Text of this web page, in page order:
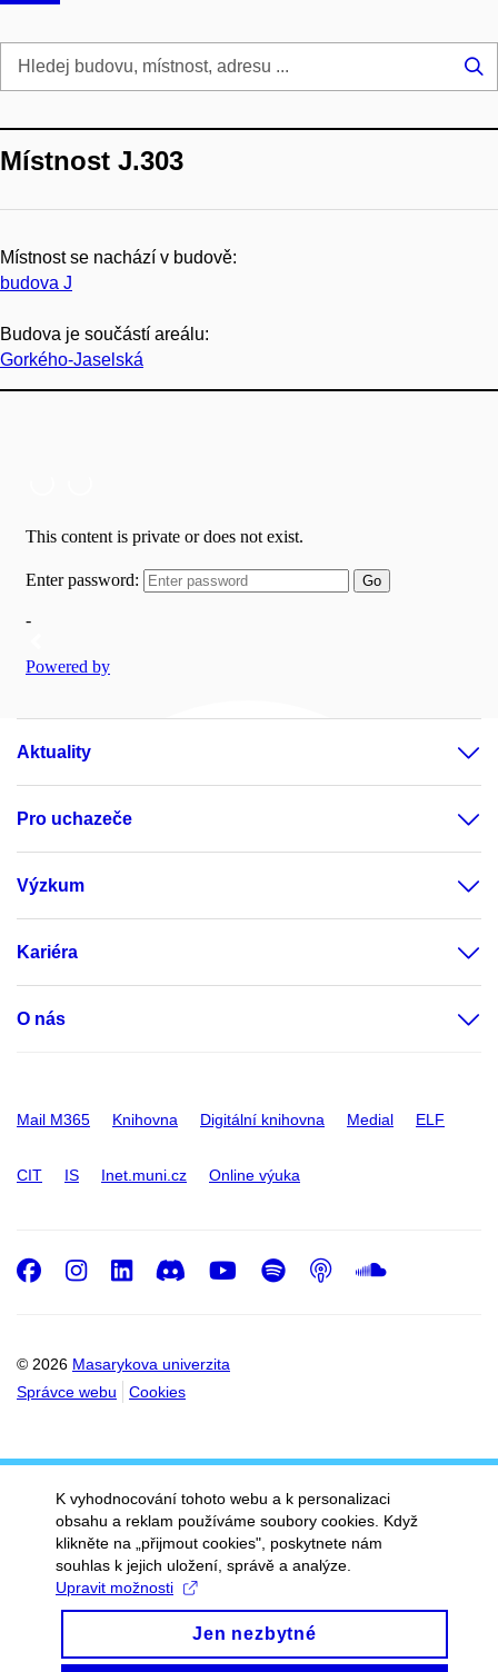
Místnost J.303
Místnost se nachází v budově:
budova J
Budova je součástí areálu:
Gorkého-Jaselská
Aktuality
Pro uchazeče
Výzkum
Kariéra
O nás
Mail M365 Knihovna Digitální knihovna Medial ELF
CIT IS Inet.muni.cz Online výuka
© 2026 Masarykova univerzita
Správce webu
Cookies
Facebook
Instagram
LinkedIn
DiscordYoutube
Spotify
Podcast
K vyhodnocování tohoto webu a k personalizaci
obsahu a reklam používáme soubory cookies. Když
klikněte na „přijmout cookies", poskytnete nám
souhlas k jejich uložení, správě a analýze.
Upravit možnosti
Jen nezbytné